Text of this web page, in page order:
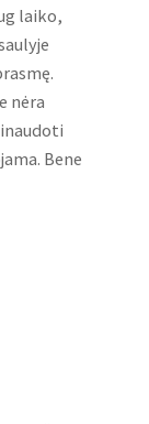
laiko,
nėra
Bene